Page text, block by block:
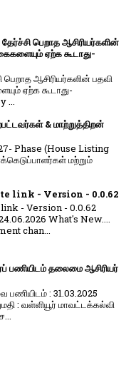
பெறாத ஆசிரியர்களின்
ஏற்க கூடாது-
பெறாத ஆசிரியர்களின் பதவி
ஏற்க கூடாது-
...
& மாற்றுத்திறன்
Phase (House Listing
மற்றும்
link - Version - 0.0.62
- Version - 0.0.62
What's New....
chan...
பணியிடம் தலைமை ஆசிரியர்
பணியிடம் : 31.03.2025
: வள்ளியூர் மாவட்டக்கல்வி